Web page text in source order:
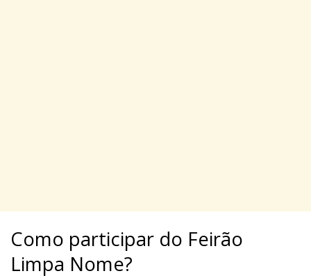
Como participar do Feirão
Limpa Nome?